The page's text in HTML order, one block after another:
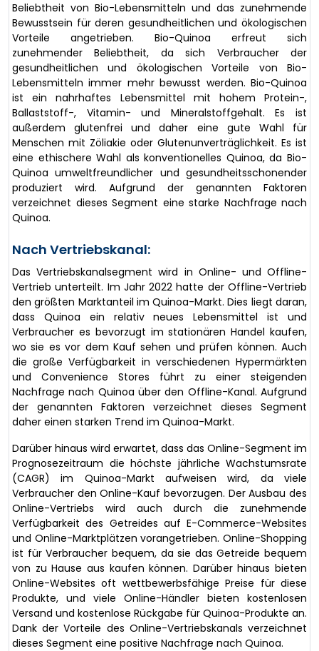
Beliebtheit von Bio-Lebensmitteln und das zunehmende
Bewusstsein für deren gesundheitlichen und ökologischen
Vorteile angetrieben. Bio-Quinoa erfreut sich
zunehmender Beliebtheit, da sich Verbraucher der
gesundheitlichen und ökologischen Vorteile von Bio-
Lebensmitteln immer mehr bewusst werden. Bio-Quinoa
ist ein nahrhaftes Lebensmittel mit hohem Protein-,
Ballaststoff-, Vitamin- und Mineralstoffgehalt. Es ist
außerdem glutenfrei und daher eine gute Wahl für
Menschen mit Zöliakie oder Glutenunverträglichkeit. Es ist
eine ethischere Wahl als konventionelles Quinoa, da Bio-
Quinoa umweltfreundlicher und gesundheitsschonender
produziert wird. Aufgrund der genannten Faktoren
verzeichnet dieses Segment eine starke Nachfrage nach
Quinoa.
Nach Vertriebskanal:
Das Vertriebskanalsegment wird in Online- und Offline-
Vertrieb unterteilt. Im Jahr 2022 hatte der Offline-Vertrieb
den größten Marktanteil im Quinoa-Markt. Dies liegt daran,
dass Quinoa ein relativ neues Lebensmittel ist und
Verbraucher es bevorzugt im stationären Handel kaufen,
wo sie es vor dem Kauf sehen und prüfen können. Auch
die große Verfügbarkeit in verschiedenen Hypermärkten
und Convenience Stores führt zu einer steigenden
Nachfrage nach Quinoa über den Offline-Kanal. Aufgrund
der genannten Faktoren verzeichnet dieses Segment
daher einen starken Trend im Quinoa-Markt.
Darüber hinaus wird erwartet, dass das Online-Segment im
Prognosezeitraum die höchste jährliche Wachstumsrate
(CAGR) im Quinoa-Markt aufweisen wird, da viele
Verbraucher den Online-Kauf bevorzugen. Der Ausbau des
Online-Vertriebs wird auch durch die zunehmende
Verfügbarkeit des Getreides auf E-Commerce-Websites
und Online-Marktplätzen vorangetrieben. Online-Shopping
ist für Verbraucher bequem, da sie das Getreide bequem
von zu Hause aus kaufen können. Darüber hinaus bieten
Online-Websites oft wettbewerbsfähige Preise für diese
Produkte, und viele Online-Händler bieten kostenlosen
Versand und kostenlose Rückgabe für Quinoa-Produkte an.
Dank der Vorteile des Online-Vertriebskanals verzeichnet
dieses Segment eine positive Nachfrage nach Quinoa.